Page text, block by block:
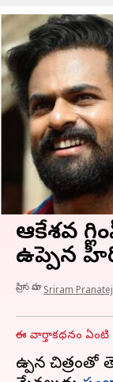
ఆదికేశవ
ఉప్పెన
వ్రాసిన వారు Sriram
ఈ వార్తాకథనం ఏంటి
ఉప్పెన